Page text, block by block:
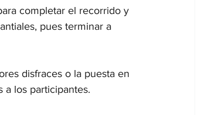
completar el recorrido y
pues terminar a
disfraces o la puesta en
a los participantes.